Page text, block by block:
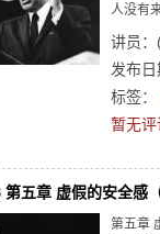
人没有
讲员：
发布
标签：
暂无评
第五章 虚假的安全感
第五章